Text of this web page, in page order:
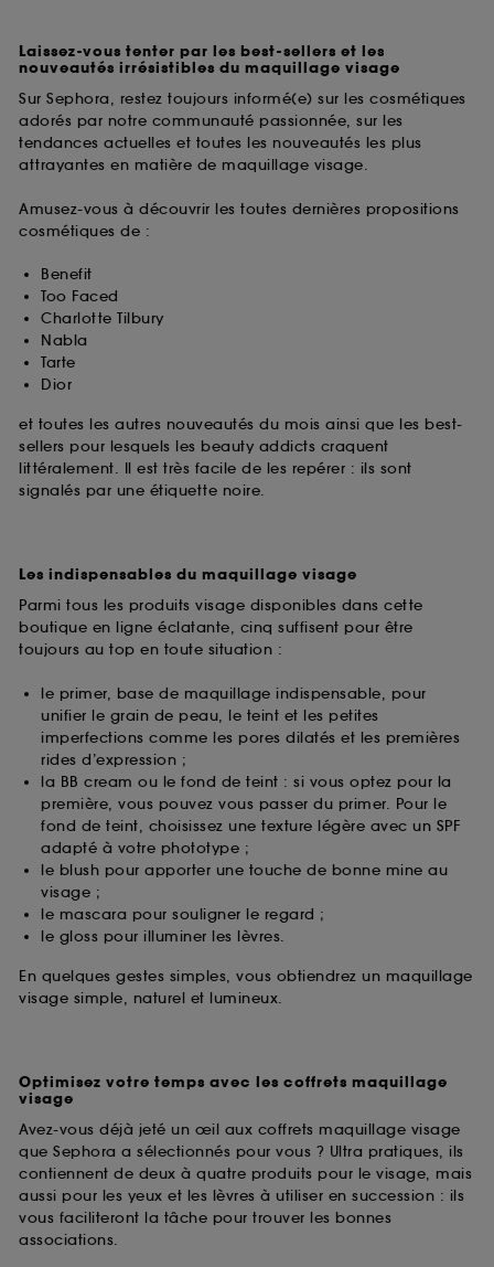
Laissez-vous tenter par les best-sellers et les
nouveautés irrésistibles du maquillage visage
Sur Sephora, restez toujours informé(e) sur les cosmétiques
adorés par notre communauté passionnée, sur les
tendances actuelles et toutes les nouveautés les plus
attrayantes en matière de maquillage visage.
Amusez-vous à découvrir les toutes dernières propositions
cosmétiques de :
Benefit
Too Faced
Charlotte Tilbury
Nabla
Tarte
Dior
et toutes les autres nouveautés du mois ainsi que les best-
sellers pour lesquels les beauty addicts craquent
littéralement. Il est très facile de les repérer : ils sont
signalés par une étiquette noire.
Les indispensables du maquillage visage
Parmi tous les produits visage disponibles dans cette
boutique en ligne éclatante, cinq suffisent pour être
toujours au top en toute situation :
le primer, base de maquillage indispensable, pour
unifier le grain de peau, le teint et les petites
imperfections comme les pores dilatés et les premières
rides d’expression ;
la BB cream ou le fond de teint : si vous optez pour la
première, vous pouvez vous passer du primer. Pour le
fond de teint, choisissez une texture légère avec un SPF
adapté à votre phototype ;
le blush pour apporter une touche de bonne mine au
visage ;
le mascara pour souligner le regard ;
le gloss pour illuminer les lèvres.
En quelques gestes simples, vous obtiendrez un maquillage
visage simple, naturel et lumineux.
Optimisez votre temps avec les coffrets maquillage
visage
Avez-vous déjà jeté un œil aux coffrets maquillage visage
que Sephora a sélectionnés pour vous ? Ultra pratiques, ils
contiennent de deux à quatre produits pour le visage, mais
aussi pour les yeux et les lèvres à utiliser en succession : ils
vous faciliteront la tâche pour trouver les bonnes
associations.